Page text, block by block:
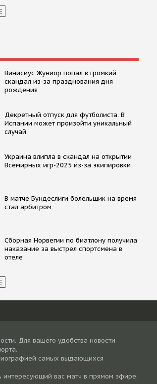
Винисиус Жуниор попал в громкий
скандал из-за празднования дня
рождения
Декретный отпуск для футболиста. В
Испании может произойти уникальный
случай
Украина влипла в скандал на открытии
Всемирных игр-2025 из-за экипировки
В матче Бундеслиги болельщик на время
стал арбитром
Сборная Норвегии по биатлону получила
наказание за выстрел спортсмена в
отеле
Для вашего удобства новости
самых выдающихся
интересующий вас матч в прямом эфире.